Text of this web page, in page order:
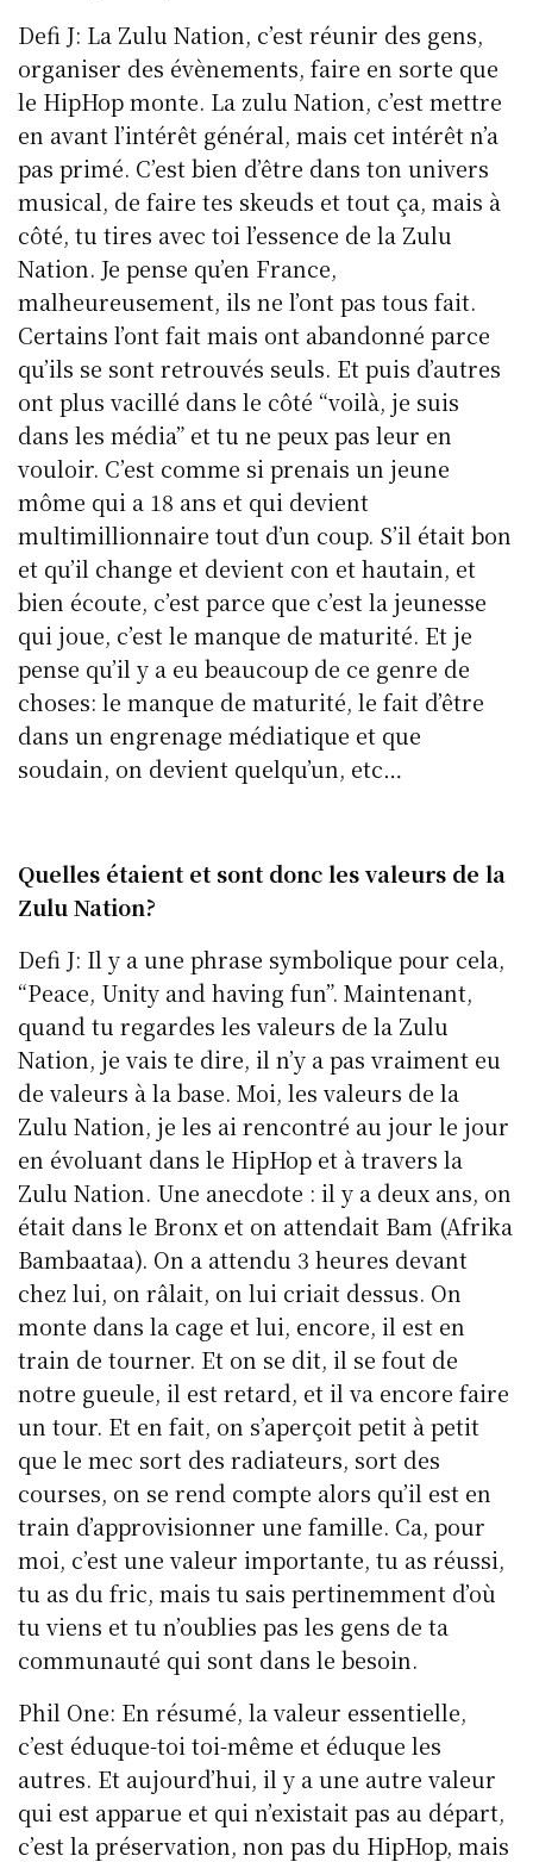
Defi J: La Zulu Nation, c’est réunir des gens,
organiser des évènements, faire en sorte que
le HipHop monte. La zulu Nation, c’est mettre
en avant l’intérêt général, mais cet intérêt n’a
pas primé. C’est bien d’être dans ton univers
musical, de faire tes skeuds et tout ça, mais à
côté, tu tires avec toi l’essence de la Zulu
Nation. Je pense qu’en France,
malheureusement, ils ne l’ont pas tous fait.
Certains l’ont fait mais ont abandonné parce
qu’ils se sont retrouvés seuls. Et puis d’autres
ont plus vacillé dans le côté “voilà, je suis
dans les média” et tu ne peux pas leur en
vouloir. C’est comme si prenais un jeune
môme qui a 18 ans et qui devient
multimillionnaire tout d’un coup. S’il était bon
et qu’il change et devient con et hautain, et
bien écoute, c’est parce que c’est la jeunesse
qui joue, c’est le manque de maturité. Et je
pense qu’il y a eu beaucoup de ce genre de
choses: le manque de maturité, le fait d’être
dans un engrenage médiatique et que
soudain, on devient quelqu’un, etc…
Quelles étaient et sont donc les valeurs de la
Zulu Nation?
Defi J: Il y a une phrase symbolique pour cela,
“Peace, Unity and having fun”. Maintenant,
quand tu regardes les valeurs de la Zulu
Nation, je vais te dire, il n’y a pas vraiment eu
de valeurs à la base. Moi, les valeurs de la
Zulu Nation, je les ai rencontré au jour le jour
en évoluant dans le HipHop et à travers la
Zulu Nation. Une anecdote : il y a deux ans, on
était dans le Bronx et on attendait Bam (Afrika
Bambaataa). On a attendu 3 heures devant
chez lui, on râlait, on lui criait dessus. On
monte dans la cage et lui, encore, il est en
train de tourner. Et on se dit, il se fout de
notre gueule, il est retard, et il va encore faire
un tour. Et en fait, on s’aperçoit petit à petit
que le mec sort des radiateurs, sort des
courses, on se rend compte alors qu’il est en
train d’approvisionner une famille. Ca, pour
moi, c’est une valeur importante, tu as réussi,
tu as du fric, mais tu sais pertinemment d’où
tu viens et tu n’oublies pas les gens de ta
communauté qui sont dans le besoin.
Phil One: En résumé, la valeur essentielle,
c’est éduque-toi toi-même et éduque les
autres. Et aujourd’hui, il y a une autre valeur
qui est apparue et qui n’existait pas au départ,
c’est la préservation, non pas du HipHop, mais